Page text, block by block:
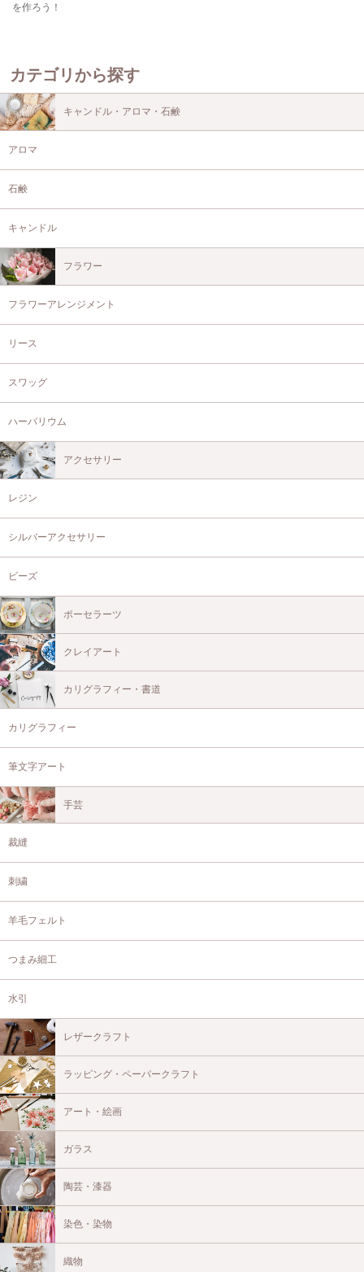
を作ろう！
カテゴリから探す
キャンドル・アロマ・石鹸
アロマ
石鹸
キャンドル
フラワー
フラワーアレンジメント
リース
スワッグ
ハーバリウム
アクセサリー
レジン
シルバーアクセサリー
ビーズ
ポーセラーツ
クレイアート
カリグラフィー・書道
カリグラフィー
筆文字アート
手芸
裁縫
刺繍
羊毛フェルト
つまみ細工
水引
レザークラフト
ラッピング・ペーパークラフト
アート・絵画
ガラス
陶芸・漆器
染色・染物
織物